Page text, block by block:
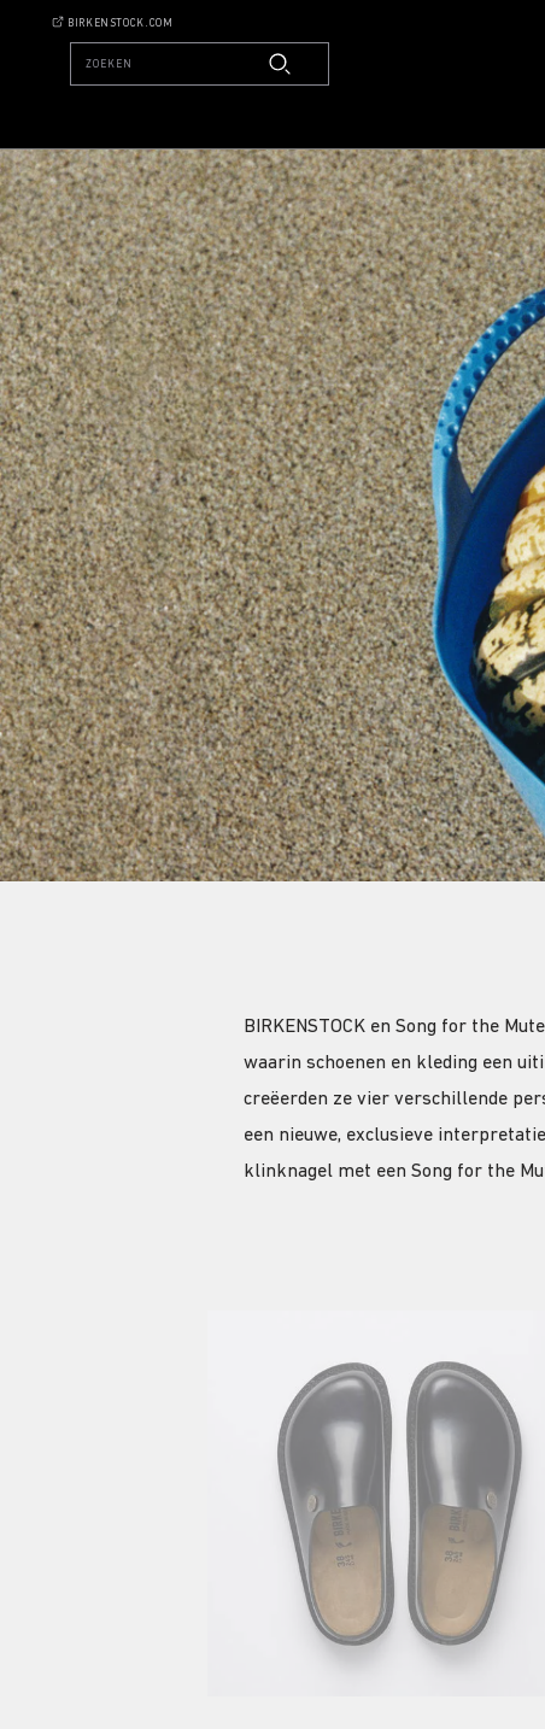
BIRKENSTOCK.COM
ZOEKEN
BIRKENSTOCK en Song for the
waarin schoenen en kleding een
creëerden ze vier verschillende
een nieuwe, exclusieve
klinknagel met een Song for the